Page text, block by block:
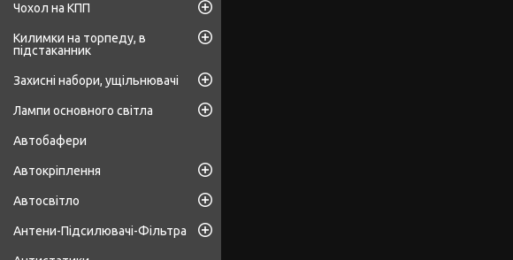
Чохол на КПП
Килимки на торпеду, в
підстаканник
Захисні набори, ущільнювачі
Лампи основного світла
Автобафери
Автокріплення
Автосвітло
Антени-Підсилювачі-Фільтра